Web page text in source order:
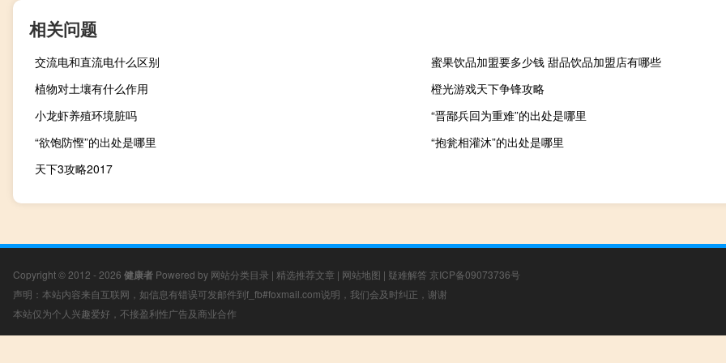
相关问题
交流电和直流电什么区别
蜜果饮品加盟要多少钱 甜品饮品加盟店有哪些
植物对土壤有什么作用
橙光游戏天下争锋攻略
小龙虾养殖环境脏吗
“晋鄙兵回为重难”的出处是哪里
“欲饱防慳”的出处是哪里
“抱瓮相灌沐”的出处是哪里
天下3攻略2017
Copyright © 2012 - 2026 健康者 Powered by 网站分类目录 | 精选推荐文章 | 网站地图 | 疑难解答 京ICP备09073736号
声明：本站内容来自互联网，如信息有错误可发邮件到f_fb#foxmail.com说明，我们会及时纠正，谢谢
本站仅为个人兴趣爱好，不接盈利性广告及商业合作